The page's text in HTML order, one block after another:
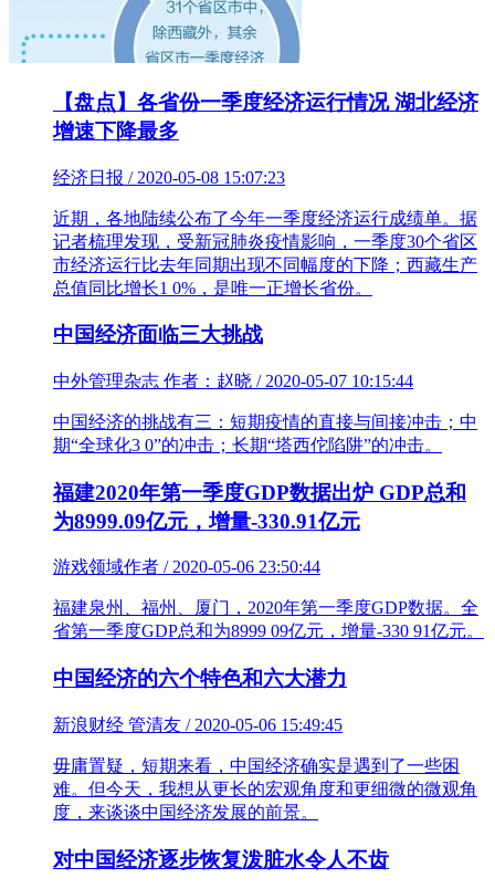
【盘点】各省份一季度经济运行情况 湖北经济
增速下降最多
经济日报 / 2020-05-08 15:07:23
近期，各地陆续公布了今年一季度经济运行成绩单。据
记者梳理发现，受新冠肺炎疫情影响，一季度30个省区
市经济运行比去年同期出现不同幅度的下降；西藏生产
总值同比增长1 0%，是唯一正增长省份。
中国经济面临三大挑战
中外管理杂志 作者：赵晓 / 2020-05-07 10:15:44
中国经济的挑战有三：短期疫情的直接与间接冲击；中
期“全球化3 0”的冲击；长期“塔西佗陷阱”的冲击。
福建2020年第一季度GDP数据出炉 GDP总和
为8999.09亿元，增量-330.91亿元
游戏领域作者 / 2020-05-06 23:50:44
福建泉州、福州、厦门，2020年第一季度GDP数据。全
省第一季度GDP总和为8999 09亿元，增量-330 91亿元。
中国经济的六个特色和六大潜力
新浪财经 管清友 / 2020-05-06 15:49:45
毋庸置疑，短期来看，中国经济确实是遇到了一些困
难。但今天，我想从更长的宏观角度和更细微的微观角
度，来谈谈中国经济发展的前景。
对中国经济逐步恢复泼脏水令人不齿